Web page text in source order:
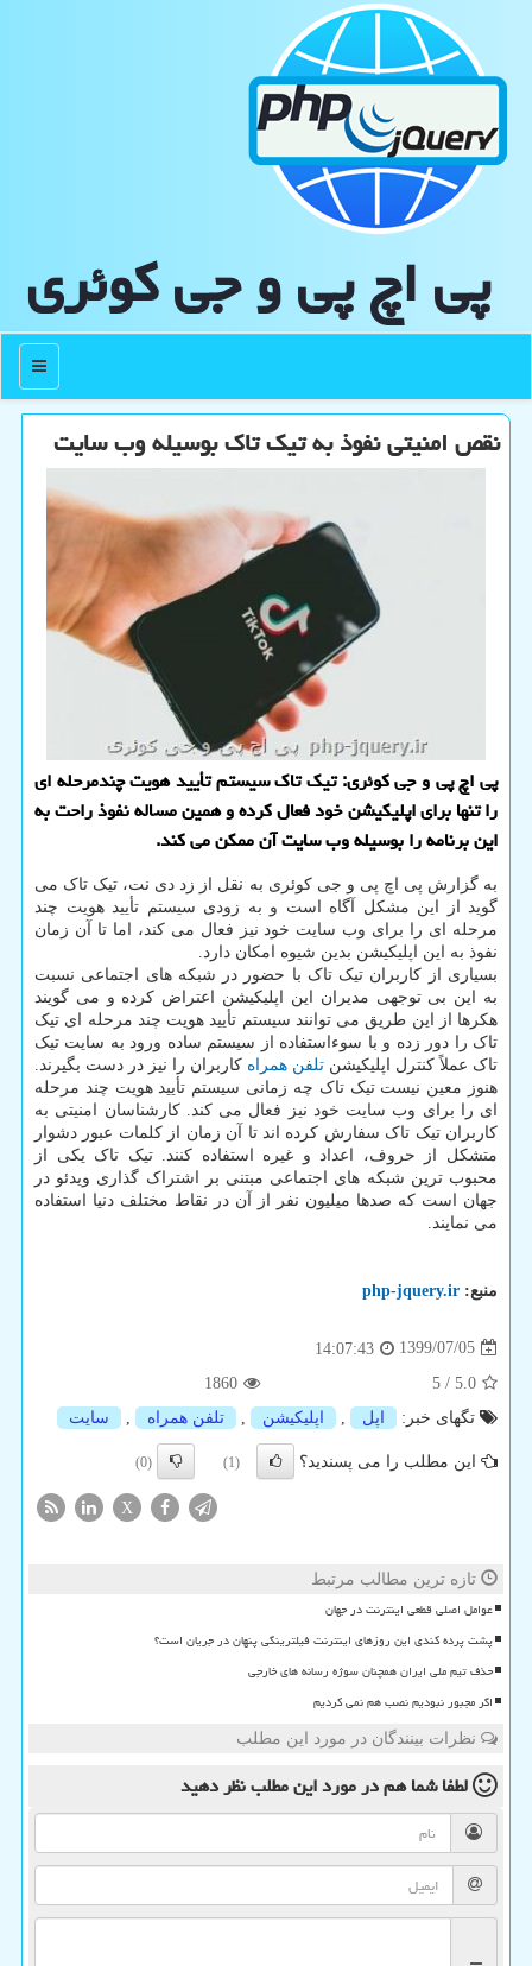
پی اچ پی و جی كوئری
منو
نقص امنیتی نفوذ به تیك تاك بوسیله وب سایت
پی اچ پی و جی كوئری: تیك تاك سیستم تأیید هویت چندمرحله ای
را تنها برای اپلیكیشن خود فعال كرده و همین مساله نفوذ راحت به
این برنامه را بوسیله وب سایت آن ممكن می كند.
به گزارش پی اچ پی و جی کوئری به نقل از زد دی نت، تیک تاک می
گوید از این مشکل آگاه است و به زودی سیستم تأیید هویت چند
مرحله ای را برای وب سایت خود نیز فعال می کند، اما تا آن زمان
نفوذ به این اپلیکیشن بدین شیوه امکان دارد.
بسیاری از کاربران تیک تاک با حضور در شبکه های اجتماعی نسبت
به این بی توجهی مدیران این اپلیکیشن اعتراض کرده و می گویند
هکرها از این طریق می توانند سیستم تأیید هویت چند مرحله ای تیک
تاک را دور زده و با سوءاستفاده از سیستم ساده ورود به سایت تیک
تاک عملاً کنترل اپلیکیشن تلفن همراه کاربران را نیز در دست بگیرند.
هنوز معین نیست تیک تاک چه زمانی سیستم تأیید هویت چند مرحله
ای را برای وب سایت خود نیز فعال می کند. کارشناسان امنیتی به
کاربران تیک تاک سفارش کرده اند تا آن زمان از کلمات عبور دشوار
متشکل از حروف، اعداد و غیره استفاده کنند. تیک تاک یکی از
محبوب ترین شبکه های اجتماعی مبتنی بر اشتراک گذاری ویدئو در
جهان است که صدها میلیون نفر از آن در نقاط مختلف دنیا استفاده
می نمایند.
منبع: php-jquery.ir
1399/07/05
14:07:43
5.0
/
5
1860
تگهای خبر:
اپل , اپلیكیشن , تلفن همراه , سایت
این مطلب را می پسندید؟ (1)
(0)
X
تازه ترین مطالب مرتبط
عوامل اصلی قطعی اینترنت در جهان
پشت پرده کندی این روزهای اینترنت فیلترینگی پنهان در جریان است؟
حذف تیم ملی ایران همچنان سوژه رسانه های خارجی
اگر مجبور نبودیم نصب هم نمی کردیم
نظرات بینندگان در مورد این مطلب
لطفا شما همدر مورد این مطلبنظر دهید